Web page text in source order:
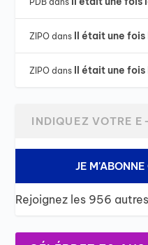
ZIPO dans Il était une fois
ZIPO dans Il était une fois
JE
Rejoignez les 956